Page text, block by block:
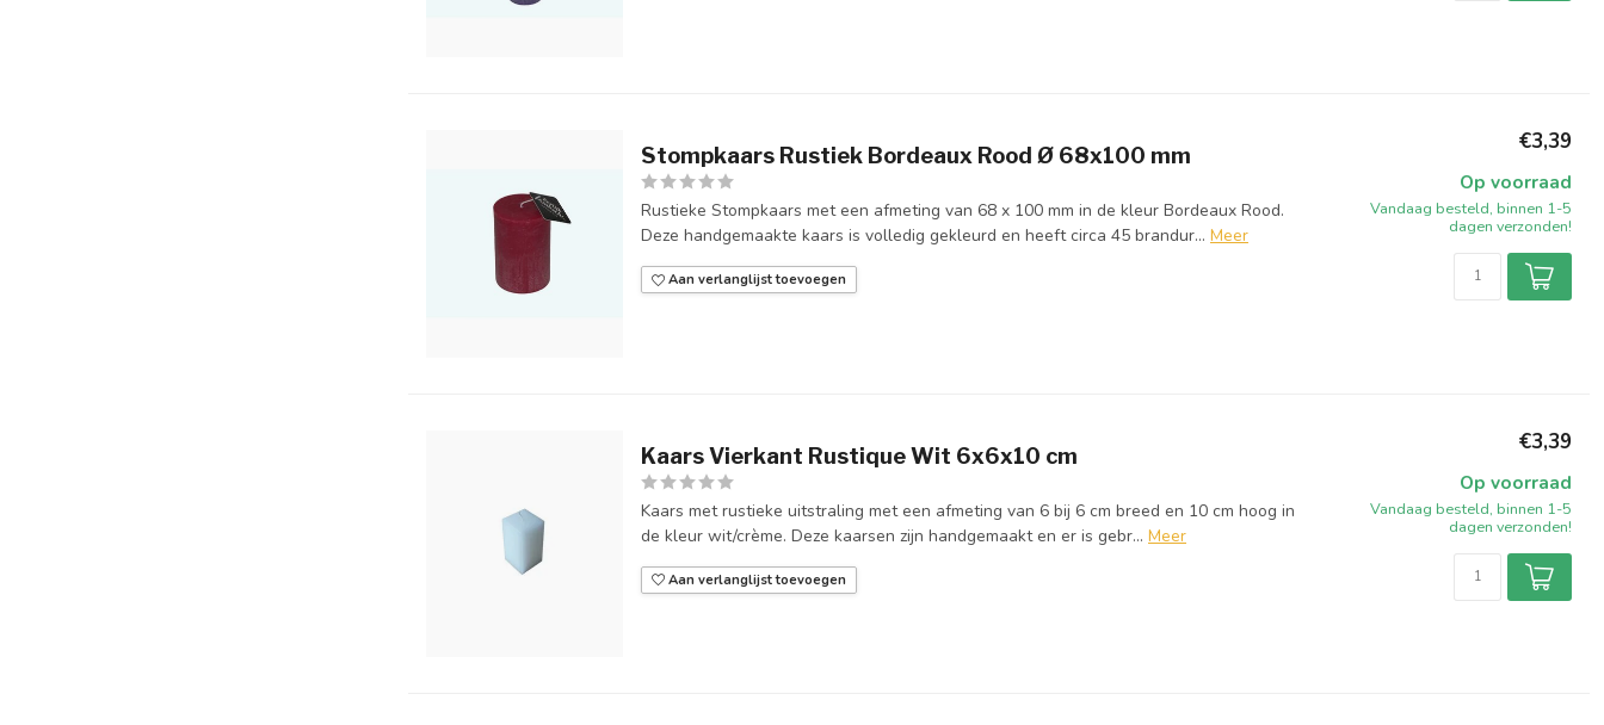
Stompkaars Rustiek Bordeaux Rood Ø 68x100 mm
Rustieke Stompkaars met een afmeting van 68 x 100 mm in de kleur Bordeaux Rood.
Deze handgemaakte kaars is volledig gekleurd en heeft circa 45 brandur... Meer
Aan verlanglijst toevoegen
€3,39
Op voorraad
Vandaag besteld, binnen 1-5
dagen verzonden!
Kaars Vierkant Rustique Wit 6x6x10 cm
Kaars met rustieke uitstraling met een afmeting van 6 bij 6 cm breed en 10 cm hoog in
de kleur wit/crème. Deze kaarsen zijn handgemaakt en er is gebr... Meer
Aan verlanglijst toevoegen
€3,39
Op voorraad
Vandaag besteld, binnen 1-5
dagen verzonden!